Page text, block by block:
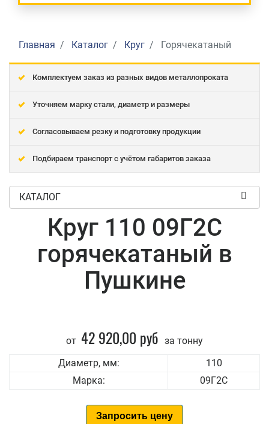
Главная Каталог Круг Горячекатаный
Комплектуем заказ из разных видов металлопроката
Уточняем марку стали, диаметр и размеры
Согласовываем резку и подготовку продукции
Подбираем транспорт с учётом габаритов заказа
КАТАЛОГ
Круг 110 09Г2С
горячекатаный в
Пушкине
от 42 920,00 руб за тонну
Диаметр, мм:
110
Марка:
09Г2С
Запросить цену